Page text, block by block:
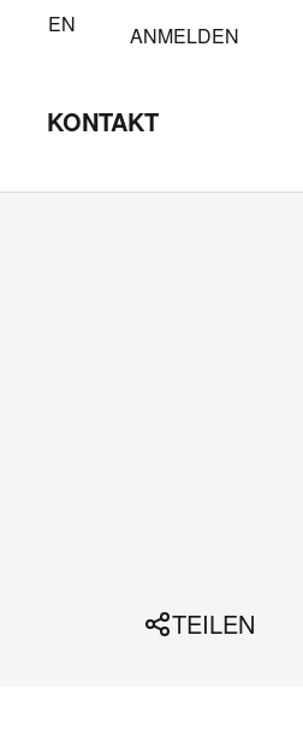
EN ANMELDEN
KONTAKT
TEILEN